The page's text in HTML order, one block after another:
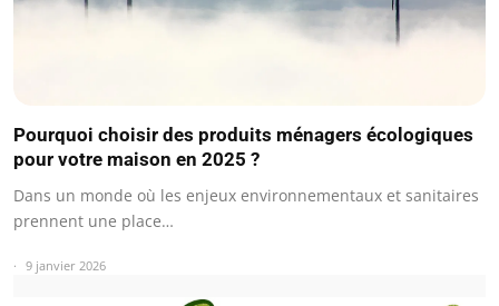
Pourquoi choisir des produits ménagers écologiques
pour votre maison en 2025 ?
Dans un monde où les enjeux environnementaux et sanitaires
prennent une place…
9 janvier 2026